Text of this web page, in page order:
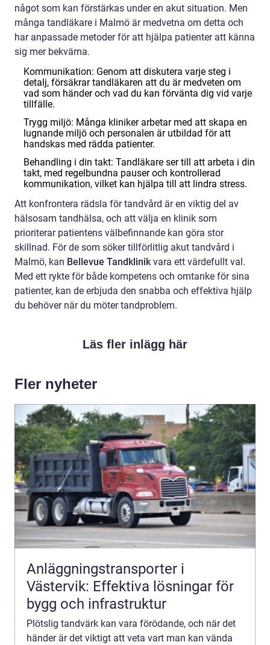
något som kan förstärkas under en akut situation. Men
många tandläkare i Malmö är medvetna om detta och
har anpassade metoder för att hjälpa patienter att känna
sig mer bekväma.
Kommunikation: Genom att diskutera varje steg i
detalj, försäkrar tandläkaren att du är medveten om
vad som händer och vad du kan förvänta dig vid varje
tillfälle.
Trygg miljö: Många kliniker arbetar med att skapa en
lugnande miljö och personalen är utbildad för att
handskas med rädda patienter.
Behandling i din takt: Tandläkare ser till att arbeta i din
takt, med regelbundna pauser och kontrollerad
kommunikation, vilket kan hjälpa till att lindra stress.
Att konfrontera rädsla för tandvård är en viktig del av
hälsosam tandhälsa, och att välja en klinik som
prioriterar patientens välbefinnande kan göra stor
skillnad. För de som söker tillförlitlig akut tandvård i
Malmö, kan Bellevue Tandklinik vara ett värdefullt val.
Med ett rykte för både kompetens och omtanke för sina
patienter, kan de erbjuda den snabba och effektiva hjälp
du behöver när du möter tandproblem.
Läs fler inlägg här
Fler nyheter
Anläggningstransporter i
Västervik: Effektiva lösningar för
bygg och infrastruktur
Plötslig tandvärk kan vara förödande, och när det
händer är det viktigt att veta vart man kan vända